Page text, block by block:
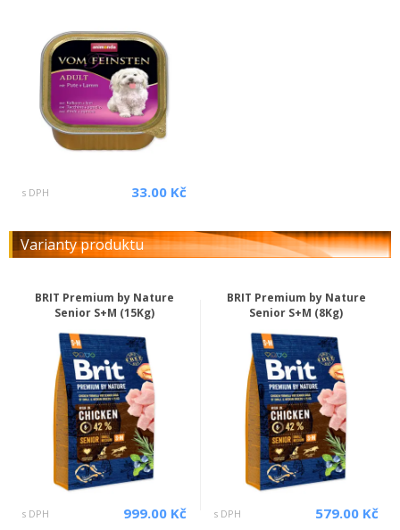
s DPH 33.00 Kč
Varianty produktu
BRIT Premium by Nature
Senior S+M (15Kg)
s DPH 999.00 Kč
BRIT Premium by Nature
Senior S+M (8Kg)
s DPH 579.00 Kč